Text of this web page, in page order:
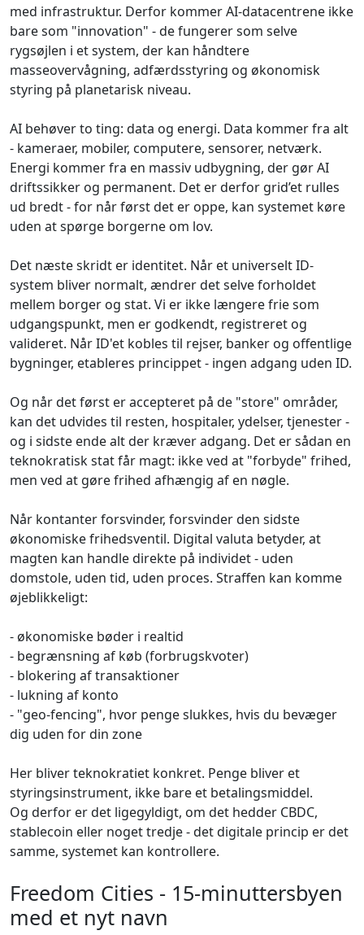
med infrastruktur. Derfor kommer AI-datacentrene ikke
bare som "innovation" - de fungerer som selve
rygsøjlen i et system, der kan håndtere
masseovervågning, adfærdsstyring og økonomisk
styring på planetarisk niveau.
AI behøver to ting: data og energi. Data kommer fra alt
- kameraer, mobiler, computere, sensorer, netværk.
Energi kommer fra en massiv udbygning, der gør AI
driftssikker og permanent. Det er derfor grid’et rulles
ud bredt - for når først det er oppe, kan systemet køre
uden at spørge borgerne om lov.
Det næste skridt er identitet. Når et universelt ID-
system bliver normalt, ændrer det selve forholdet
mellem borger og stat. Vi er ikke længere frie som
udgangspunkt, men er godkendt, registreret og
valideret. Når ID'et kobles til rejser, banker og offentlige
bygninger, etableres princippet - ingen adgang uden ID.
Og når det først er accepteret på de "store" områder,
kan det udvides til resten, hospitaler, ydelser, tjenester -
og i sidste ende alt der kræver adgang. Det er sådan en
teknokratisk stat får magt: ikke ved at "forbyde" frihed,
men ved at gøre frihed afhængig af en nøgle.
Når kontanter forsvinder, forsvinder den sidste
økonomiske frihedsventil. Digital valuta betyder, at
magten kan handle direkte på individet - uden
domstole, uden tid, uden proces. Straffen kan komme
øjeblikkeligt:
- økonomiske bøder i realtid
- begrænsning af køb (forbrugskvoter)
- blokering af transaktioner
- lukning af konto
- "geo-fencing", hvor penge slukkes, hvis du bevæger
dig uden for din zone
Her bliver teknokratiet konkret. Penge bliver et
styringsinstrument, ikke bare et betalingsmiddel.
Og derfor er det ligegyldigt, om det hedder CBDC,
stablecoin eller noget tredje - det digitale princip er det
samme, systemet kan kontrollere.
Freedom Cities - 15-minuttersbyen
med et nyt navn